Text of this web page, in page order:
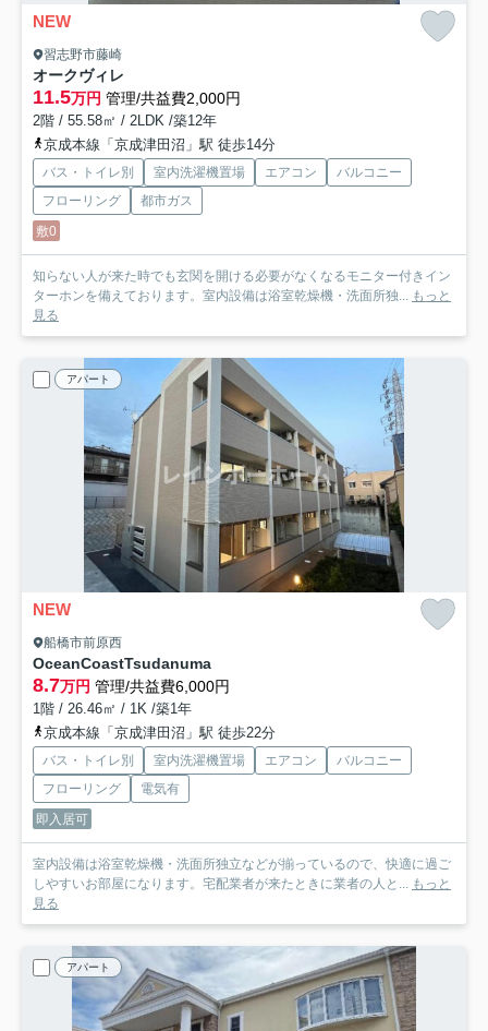
NEW
習志野市藤崎
オークヴィレ
11.5万円 管理/共益費2,000円
2階 / 55.58㎡ / 2LDK /築12年
京成本線「京成津田沼」駅 徒歩14分
バス・トイレ別 室内洗濯機置場 エアコン
バルコニー
フローリング
都市ガス
敷0
知らない人が来た時でも玄関を開ける必要がなくなるモニター付きイン
ターホンを備えております。室内設備は浴室乾燥機・洗面所独... もっと
見る
アパート
NEW
船橋市前原西
OceanCoastTsudanuma
8.7万円 管理/共益費6,000円
1階 / 26.46㎡ / 1K /築1年
京成本線「京成津田沼」駅 徒歩22分
バス・トイレ別 室内洗濯機置場 エアコン
バルコニー
フローリング
電気有
即入居可
室内設備は浴室乾燥機・洗面所独立などが揃っているので、快適に過ご
しやすいお部屋になります。宅配業者が来たときに業者の人と... もっと
見る
アパート